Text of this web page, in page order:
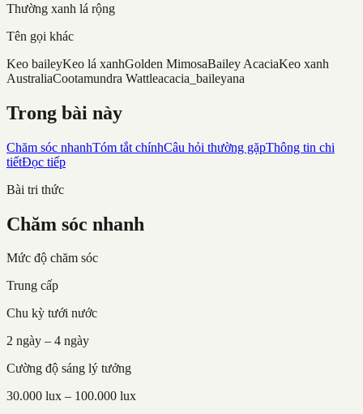
Thường xanh lá rộng
Tên gọi khác
Keo baileyKeo lá xanhGolden MimosaBailey AcaciaKeo xanh
AustraliaCootamundra Wattleacacia_baileyana
Trong bài này
Chăm sóc nhanhTóm tắt chínhCâu hỏi thường gặpThông tin chi
tiếtĐọc tiếp
Bài tri thức
Chăm sóc nhanh
Mức độ chăm sóc
Trung cấp
Chu kỳ tưới nước
2 ngày – 4 ngày
Cường độ sáng lý tưởng
30.000 lux – 100.000 lux